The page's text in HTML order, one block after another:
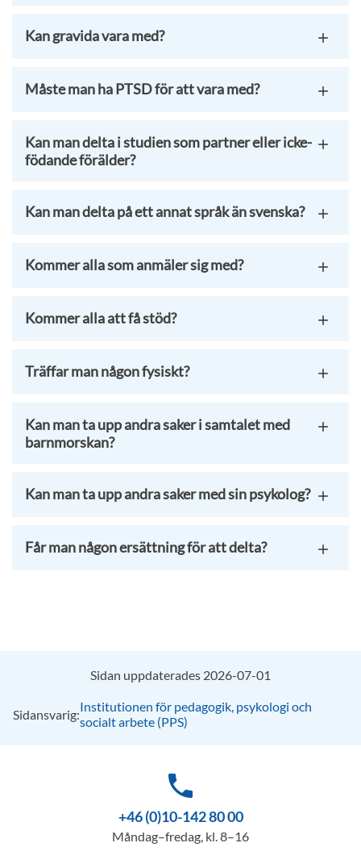
Kan gravida vara med?
Måste man ha PTSD för att vara med?
Kan man delta i studien som partner eller icke-
födande förälder?
Kan man delta på ett annat språk än svenska?
Kommer alla som anmäler sig med?
Kommer alla att få stöd?
Träffar man någon fysiskt?
Kan man ta upp andra saker i samtalet med
barnmorskan?
Kan man ta upp andra saker med sin psykolog?
Får man någon ersättning för att delta?
Sidan uppdaterades 2026-07-01
Sidansvarig:Institutionen för pedagogik, psykologi och
socialt arbete (PPS)
phone
+46 (0)10-142 80 00
Måndag–fredag, kl. 8–16